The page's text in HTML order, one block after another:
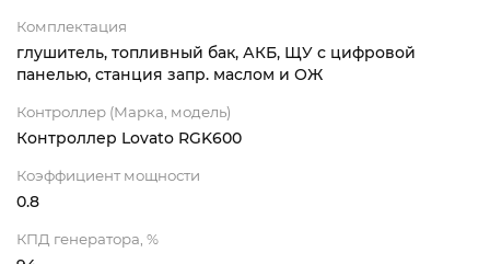
Комплектация
глушитель, топливный бак, АКБ, ЩУ с цифровой
панелью, станция запр. маслом и ОЖ
Контроллер (Марка, модель)
Контроллер Lovato RGK600
Коэффициент мощности
0.8
КПД генератора, %